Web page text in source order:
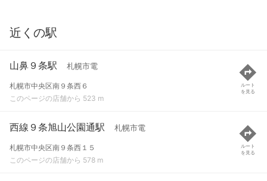
近くの駅
山鼻９条駅 札幌市電
札幌市中央区南９条西６
このページの店舗から 523 m
ルート
を見る
西線９条旭山公園通駅 札幌市電
札幌市中央区南９条西１５
このページの店舗から 578 m
ルート
を見る